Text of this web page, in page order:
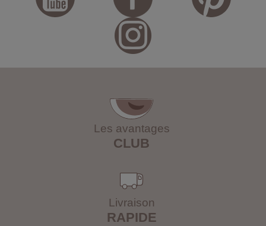
Les avantages
CLUB
Livraison
RAPIDE